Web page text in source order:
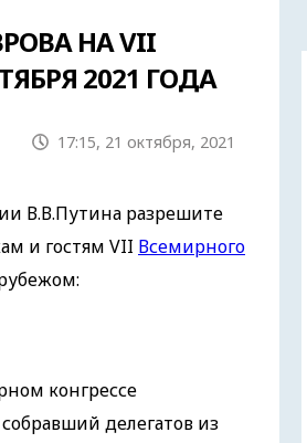
НА VII
2021 ГОДА
17:15, 21 октября, 2021
В.В.Путина разрешите
и гостям VII Всемирного
конгрессе
делегатов из